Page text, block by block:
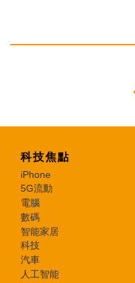
科技焦點
iPhone
5G流動
電腦
數碼
智能家居
科技
汽車
人工智能